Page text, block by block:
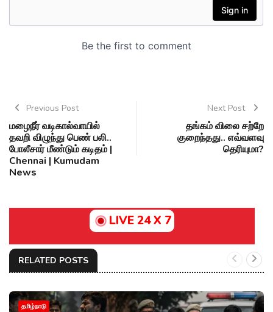
Previous Post
மழைநீர் வடிகால்வாயில்
தவறி விழுந்து பெண் பலி..
போலீசார் மீண்டும் கடிதம் |
Chennai | Kumudam
News
Next Post
தங்கம் விலை சற்றே
குறைந்தது.. எவ்வளவு
தெரியுமா?
LIVE 24 X 7
RELATED POSTS
தமிழ்நாடு